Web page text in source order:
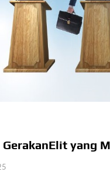
yang